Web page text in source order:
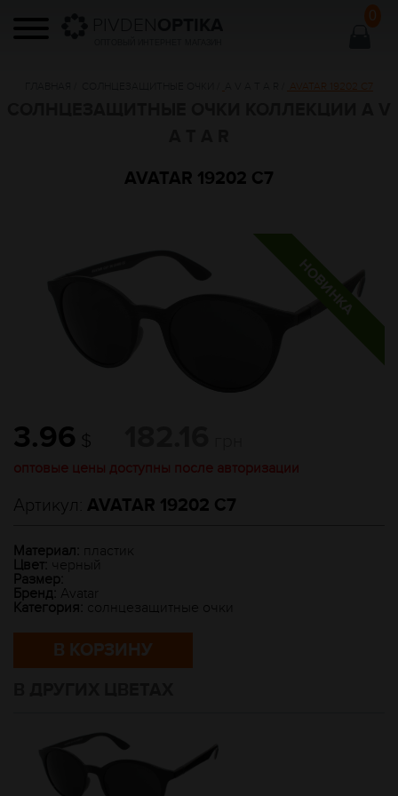
0
AVATAR 19202 C7
AVATAR 19202 C7
3.96 $
оптовые цены доступны после авторизации
Артикул: AVATAR 19202 C7
Материал: пластик
Цвет: черный
Размер:
Бренд: Avatar
Категория:
солнцезащитные очки
В КОРЗИНУ